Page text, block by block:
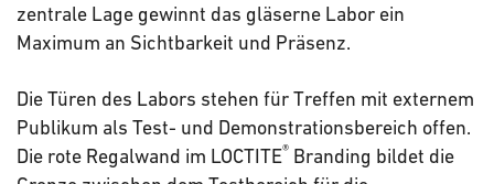
zentrale Lage gewinnt das gläserne Labor ein
Maximum an Sichtbarkeit und Präsenz.
Die Türen des Labors stehen für Treffen mit externem
Publikum als Test- und Demonstrationsbereich offen.
Die rote Regalwand im LOCTITE® Branding bildet die